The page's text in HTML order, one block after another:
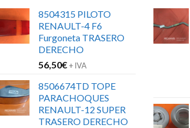
8504315 PILOTO
RENAULT-4 F6
Furgoneta TRASERO
DERECHO
56,50€+ IVA
8506674TD TOPE
PARACHOQUES
RENAULT-12 SUPER
TRASERO DERECHO